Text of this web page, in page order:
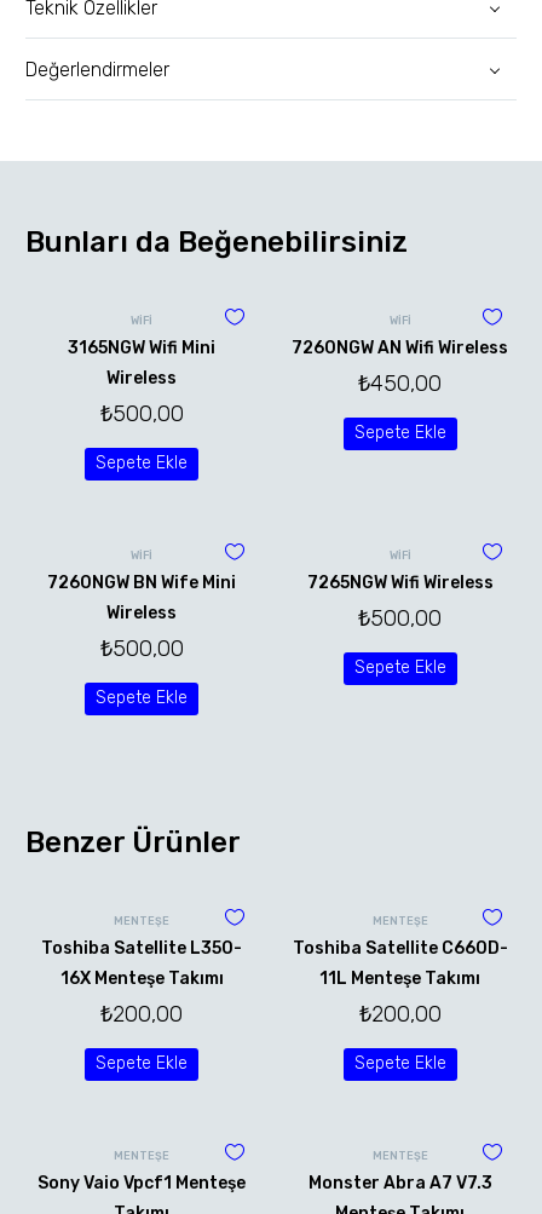
Teknik Özellikler
Değerlendirmeler
Bunları da Beğenebilirsiniz
WİFİ
3165NGW Wifi Mini
Wireless
₺500,00
Sepete Ekle
WİFİ
7260NGW AN Wifi Wireless
₺450,00
Sepete Ekle
WİFİ
7260NGW BN Wife Mini
Wireless
₺500,00
Sepete Ekle
WİFİ
7265NGW Wifi Wireless
₺500,00
Sepete Ekle
Benzer Ürünler
MENTEŞE
Toshiba Satellite L350-
16X Menteşe Takımı
₺200,00
Sepete Ekle
MENTEŞE
Toshiba Satellite C660D-
11L Menteşe Takımı
₺200,00
Sepete Ekle
MENTEŞE
Sony Vaio Vpcf1 Menteşe
MENTEŞE
Monster Abra A7 V7.3